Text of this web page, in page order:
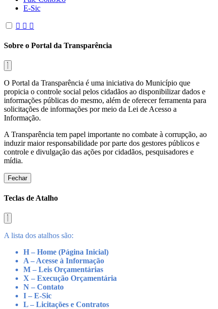
E-Sic
Sobre o Portal da Transparência
O Portal da Transparência é uma iniciativa do Município que
propicia o controle social pelos cidadãos ao disponibilizar dados e
informações públicas do mesmo, além de oferecer ferramenta para
solicitações de informações por meio da Lei de Acesso a
Informação.
A Transparência tem papel importante no combate à corrupção, ao
induzir maior responsabilidade por parte dos gestores públicos e
controle e divulgação das ações por cidadãos, pesquisadores e
mídia.
Fechar
Teclas de Atalho
A lista dos atalhos são:
H – Home (Página Inicial)
A – Acesse à Informação
M – Leis Orçamentárias
X – Execução Orçamentária
N – Contato
I – E-Sic
L – Licitações e Contratos